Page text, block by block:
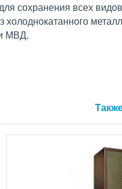
сохранения всех
холоднокатанного
МВД.